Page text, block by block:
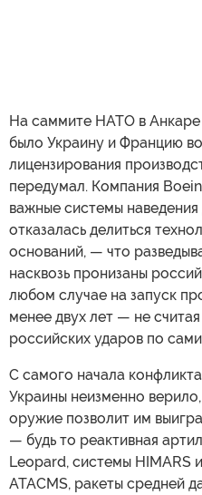
На саммите НАТО в
было Украину и Францию
лицензирования
передумал. Компания
важные системы
отказалась делиться
оснований, — что
насквозь пронизаны
любом случае на запуск
менее двух лет — не
российских ударов по
С самого начала
Украины неизменно
оружие позволит им
— будь то реактивная
Leopard, системы HIMARS
ATACMS, ракеты средней